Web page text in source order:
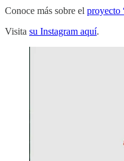
Conoce más sobre el proyecto
Visita su Instagram aquí.